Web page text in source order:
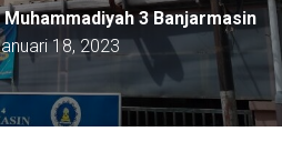
A
A
S
Muhammadiyah 3 Banjarmasin
18, 2023